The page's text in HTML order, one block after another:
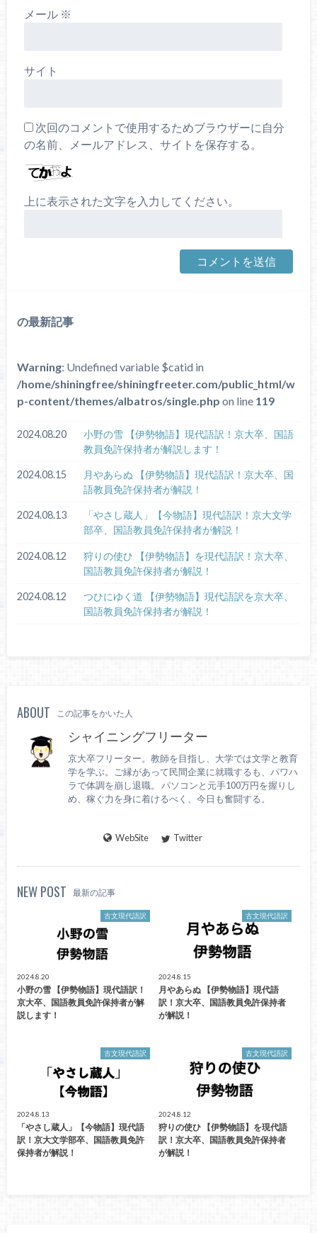
メール ※
サイト
次回のコメントで使用するためブラウザーに自分
の名前、メールアドレス、サイトを保存する。
上に表示された文字を入力してください。
の最新記事
Warning: Undefined variable $catid in
/home/shiningfree/shiningfreeter.com/public_html/w
p-content/themes/albatros/single.php on line 119
2024.08.20
小野の雪 【伊勢物語】現代語訳！京大卒、国語
教員免許保持者が解説します！
2024.08.15
月やあらぬ 【伊勢物語】現代語訳！京大卒、国
語教員免許保持者が解説！
2024.08.13
「やさし蔵人」【今物語】現代語訳！京大文学
部卒、国語教員免許保持者が解説！
2024.08.12
狩りの使ひ 【伊勢物語】を現代語訳！京大卒、
国語教員免許保持者が解説！
2024.08.12
つひにゆく道 【伊勢物語】現代語訳を京大卒、
国語教員免許保持者が解説！
ABOUT この記事をかいた人
シャイニングフリーター
京大卒フリーター。教師を目指し、大学では文学と教育
学を学ぶ。ご縁があって民間企業に就職するも、パワハ
ラで体調を崩し退職。 パソコンと元手100万円を握りし
め、稼ぐ力を身に着けるべく、今日も奮闘する。
WebSite Twitter
NEW POST 最新の記事
古文現代語訳
2024.8.20
小野の雪 【伊勢物語】現代語訳！
京大卒、国語教員免許保持者が解
説します！
古文現代語訳
2024.8.15
月やあらぬ 【伊勢物語】現代語
訳！京大卒、国語教員免許保持者
が解説！
古文現代語訳
2024.8.13
「やさし蔵人」【今物語】現代語
訳！京大文学部卒、国語教員免許
保持者が解説！
古文現代語訳
2024.8.12
狩りの使ひ 【伊勢物語】を現代語
訳！京大卒、国語教員免許保持者
が解説！